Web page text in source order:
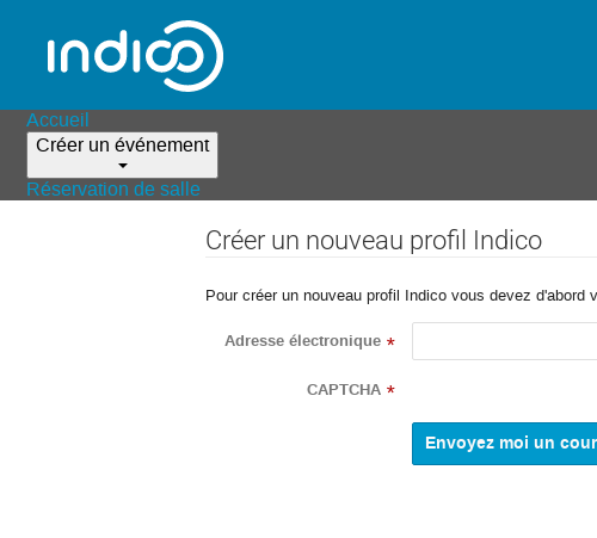
Accueil
Créer un événement
Réservation de salle
Créer un nouveau profil Indico
Pour créer un nouveau profil Indico vous devez d'abord
Adresse électronique *
CAPTCHA *